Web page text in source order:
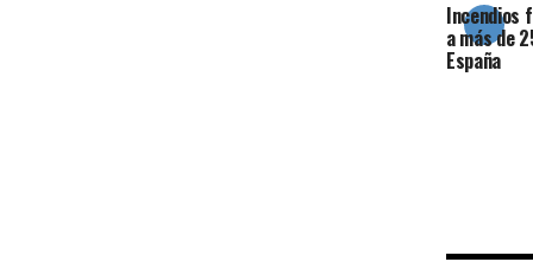
Incendios
a más de
España